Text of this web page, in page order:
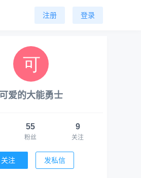
注册 登录
可爱的大能勇士
55
粉丝
9
关注
关注 发私信